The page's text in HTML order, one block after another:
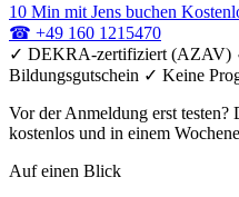
10 Min mit Jens buchen
☎ +49 160 1215470
✓ DEKRA-zertifiziert (AZAV)
Bildungsgutschein ✓ Keine
Vor der Anmeldung erst
kostenlos und in einem
Auf einen Blick